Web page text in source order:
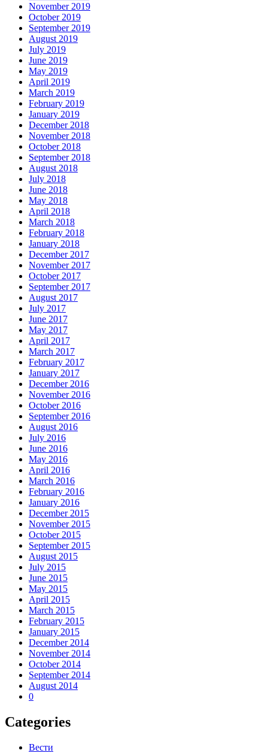
November 2019
October 2019
September 2019
August 2019
July 2019
June 2019
May 2019
April 2019
March 2019
February 2019
January 2019
December 2018
November 2018
October 2018
September 2018
August 2018
July 2018
June 2018
May 2018
April 2018
March 2018
February 2018
January 2018
December 2017
November 2017
October 2017
September 2017
August 2017
July 2017
June 2017
May 2017
April 2017
March 2017
February 2017
January 2017
December 2016
November 2016
October 2016
September 2016
August 2016
July 2016
June 2016
May 2016
April 2016
March 2016
February 2016
January 2016
December 2015
November 2015
October 2015
September 2015
August 2015
July 2015
June 2015
May 2015
April 2015
March 2015
February 2015
January 2015
December 2014
November 2014
October 2014
September 2014
August 2014
0
Categories
Вести